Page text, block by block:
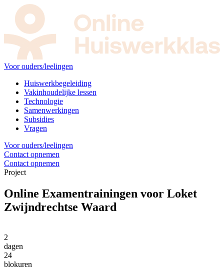
Voor ouders/leelingen
Huiswerkbegeleiding
Vakinhoudelijke lessen
Technologie
Samenwerkingen
Subsidies
Vragen
Voor ouders/leelingen
Contact opnemen
Contact opnemen
Project
Online Examentrainingen voor Loket
Zwijndrechtse Waard
2
dagen
24
blokuren